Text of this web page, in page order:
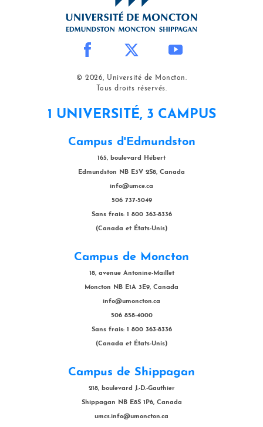
© 2026, Université de Moncton.
Tous droits réservés.
1 UNIVERSITÉ, 3 CAMPUS
Campus d'Edmundston
165, boulevard Hébert
Edmundston NB E3V 2S8, Canada
info@umce.ca
506 737-5049
Sans frais: 1 800 363-8336
(Canada et États-Unis)
Campus de Moncton
18, avenue Antonine-Maillet
Moncton NB E1A 3E9, Canada
info@umoncton.ca
506 858-4000
Sans frais: 1 800 363-8336
(Canada et États-Unis)
Campus de Shippagan
218, boulevard J.-D.-Gauthier
Shippagan NB E8S 1P6, Canada
umcs.info@umoncton.ca